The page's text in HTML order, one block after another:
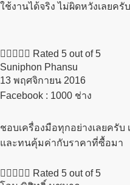
ใช้งานได้จริง ไม่ผิดหวังเลยครับ
     Rated 5 out of 5
Suniphon Phansu
13 พฤศจิกายน 2016​
Facebook : 1000 ช่าง
ชอบเครื่องมือทุกอย่างเลยครับ
และทนคุ้มค่ากับราคาที่ซื้อมา
     Rated 5 out of 5